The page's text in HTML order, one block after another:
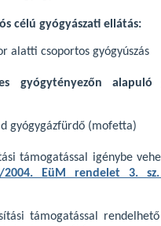
célú gyógyászati ellátás:
alatti csoportos gyógyúszás
gyógytényezőn alapuló
gyógygázfürdő (mofetta)
támogatással igénybe
2004. EüM rendelet 3.
támogatással rendelhető